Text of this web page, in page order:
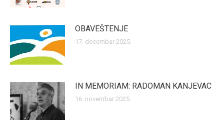
OBAVEŠTENJE
17. decembar 2025.
IN MEMORIAM: RADOMAN KANJEVAC
16. novembar 2025.